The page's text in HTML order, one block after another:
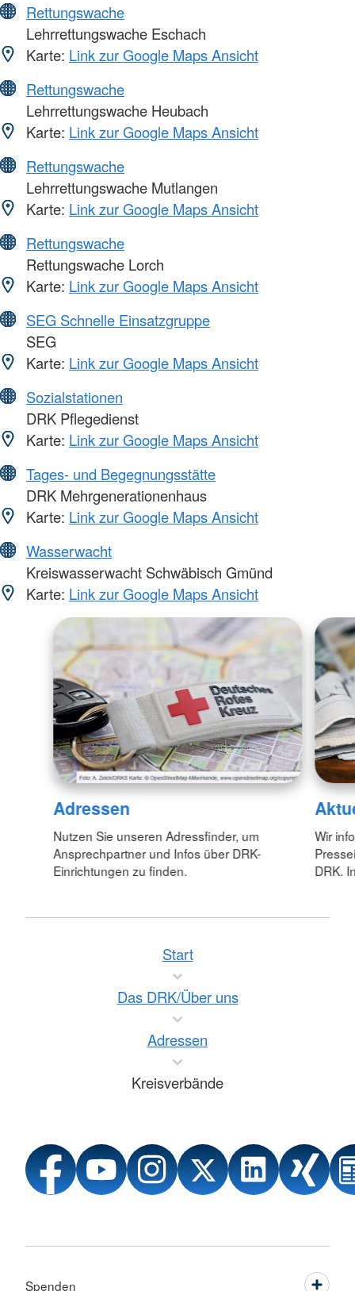
Rettungswache
Lehrrettungswache Eschach
Karte: Link zur Google Maps Ansicht
Rettungswache
Lehrrettungswache Heubach
Karte: Link zur Google Maps Ansicht
Rettungswache
Lehrrettungswache Mutlangen
Karte: Link zur Google Maps Ansicht
Rettungswache
Rettungswache Lorch
Karte: Link zur Google Maps Ansicht
SEG Schnelle Einsatzgruppe
SEG
Karte: Link zur Google Maps Ansicht
Sozialstationen
DRK Pflegedienst
Karte: Link zur Google Maps Ansicht
Tages- und Begegnungsstätte
DRK Mehrgenerationenhaus
Karte: Link zur Google Maps Ansicht
Wasserwacht
Kreiswasserwacht Schwäbisch Gmünd
Karte: Link zur Google Maps Ansicht
Adressen
Nutzen Sie unseren Adressfinder, um
Ansprechpartner und Infos über DRK-
Einrichtungen zu finden.
Wir
DRK.
Start
Das DRK/Über uns
Adressen
Kreisverbände
Spenden